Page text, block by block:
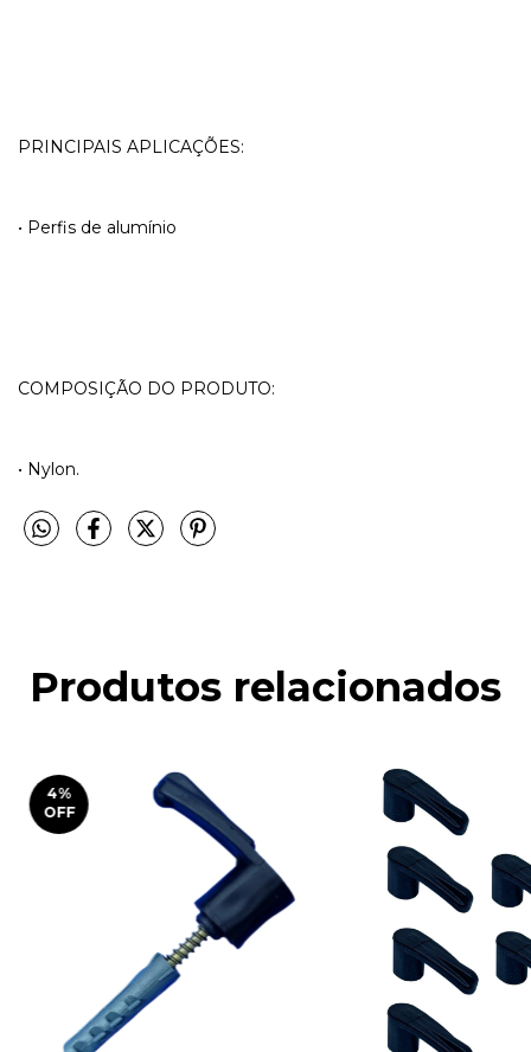
PRINCIPAIS APLICAÇÕES:
• Perfis de alumínio
COMPOSIÇÃO DO PRODUTO:
• Nylon.
Produtos relacionados
4%
OFF